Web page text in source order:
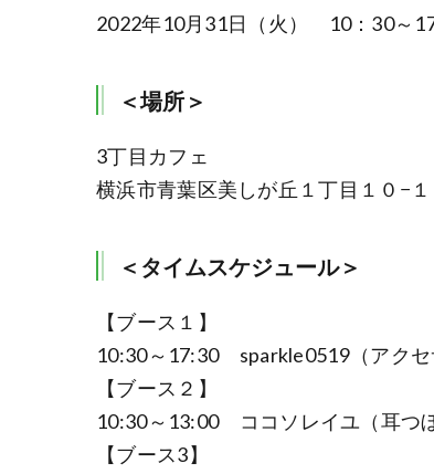
2022年10月31日（火） 10：30～
＜場所＞
3丁目カフェ
横浜市青葉区美しが丘１丁目１０−１
＜タイムスケジュール＞
【ブース１】
10:30～17:30 sparkle0519（アクセ
【ブース２】
10:30～13:00 ココソレイユ（耳つ
【ブース3】